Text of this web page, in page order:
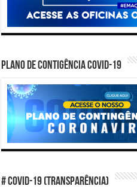
PLANO DE CONTIGÊNCIA COVID-19
# COVID-19 (TRANSPARÊNCIA)